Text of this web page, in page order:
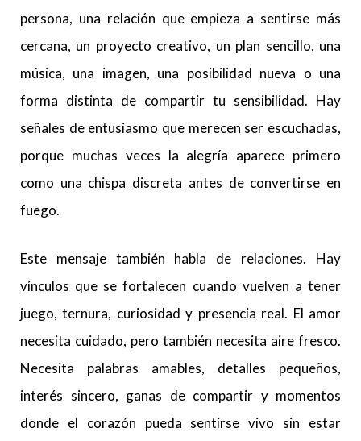
persona, una relación que empieza a sentirse más
cercana, un proyecto creativo, un plan sencillo, una
música, una imagen, una posibilidad nueva o una
forma distinta de compartir tu sensibilidad. Hay
señales de entusiasmo que merecen ser escuchadas,
porque muchas veces la alegría aparece primero
como una chispa discreta antes de convertirse en
fuego.
Este mensaje también habla de relaciones. Hay
vínculos que se fortalecen cuando vuelven a tener
juego, ternura, curiosidad y presencia real. El amor
necesita cuidado, pero también necesita aire fresco.
Necesita palabras amables, detalles pequeños,
interés sincero, ganas de compartir y momentos
donde el corazón pueda sentirse vivo sin estar